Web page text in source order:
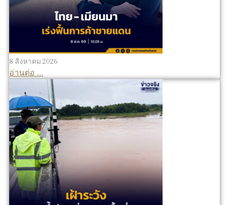
8 สิงหาคม 2026
อ่านต่อ ...